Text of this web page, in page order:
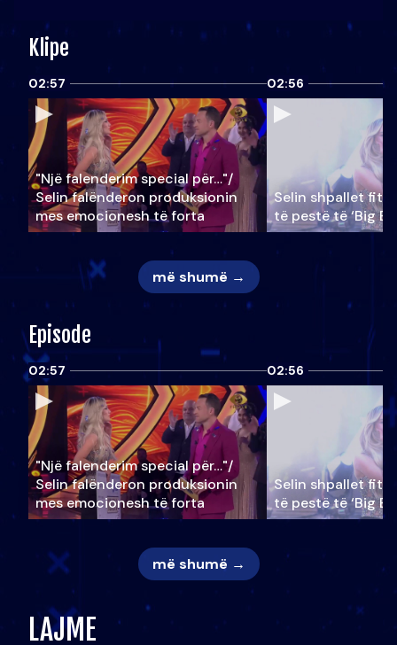
Klipe
02:57
"Një falenderim special për…"/
Selin falënderon produksionin
mes emocionesh të forta
02:56
Selin shpallet
të pestë të ‘Big
më shumë →
Episode
02:57
"Një falenderim special për…"/
Selin falënderon produksionin
mes emocionesh të forta
02:56
Selin shpallet
të pestë të ‘Big
më shumë →
LAJME